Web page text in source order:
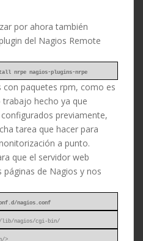
por ahora también
del Nagios Remote
nrpe nagios-plugins-nrpe
paquetes rpm, como es
hecho ya que
previamente,
tarea que hacer para
a punto.
que el servidor web
de Nagios y nos
nagios.conf
nagios/cgi-bin/
>